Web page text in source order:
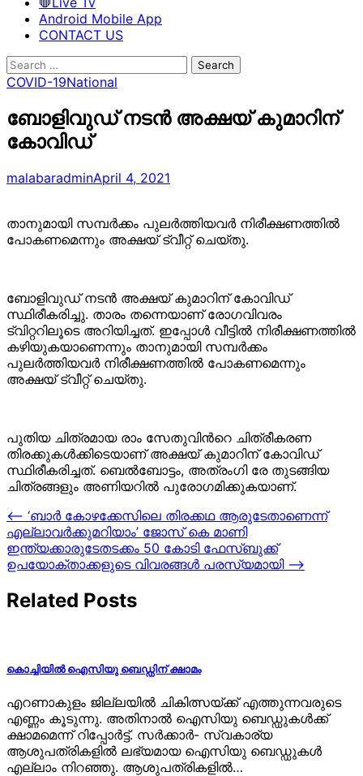
Android Mobile App
CONTACT US
Search
for:
COVID-19National
ബോളിവുഡ് നടന്‍ അക്ഷയ് കുമാറിന്
കോവിഡ്
malabaradminApril 4, 2021
താനുമായി സമ്പർക്കം പുലർത്തിയവർ നിരീക്ഷണത്തിൽ
പോകണമെന്നും അക്ഷയ് ട്വീറ്റ് ചെയ്തു.
ബോളിവുഡ് നടന്‍ അക്ഷയ് കുമാറിന് കോവിഡ്
സ്ഥിരീകരിച്ചു. താരം തന്നെയാണ് രോഗവിവരം
ട്വിറ്ററിലൂടെ അറിയിച്ചത്. ഇപ്പോള്‍ വീട്ടില്‍ നിരീക്ഷണത്തില്‍
കഴിയുകയാണെന്നും താനുമായി സമ്പർക്കം
പുലർത്തിയവർ നിരീക്ഷണത്തിൽ പോകണമെന്നും
അക്ഷയ് ട്വീറ്റ് ചെയ്തു.
പുതിയ ചിത്രമായ രാം സേതുവിന്‍റെ ചിത്രീകരണ
തിരക്കുകള്‍ക്കിടെയാണ് അക്ഷയ് കുമാറിന് കോവിഡ്
സ്ഥിരീകരിച്ചത്. ബെൽബോട്ടം, അത്​രംഗി രേ തുടങ്ങിയ
ചിത്രങ്ങളും അണിയറിൽ പുരോഗമിക്കുകയാണ്.
Post
navigation
⟵ ‘ബാർ കോഴക്കേസിലെ തിരക്കഥ ആരുടേതാണെന്ന്
എല്ലാവര്‍ക്കുമറിയാം’ ജോസ് കെ മാണി
ഇന്ത്യക്കാരുടേതടക്കം 50 കോടി ഫേസ്ബുക്ക്
ഉപയോക്താക്കളുടെ വിവരങ്ങള്‍ പരസ്യമായി ⟶
Related Posts
കൊച്ചിയില്‍ ഐസിയു ബെഡ്ഡിന് ക്ഷാമം
എറണാകുളം ജില്ലയില്‍ ചികിത്സയ്ക്ക് എത്തുന്നവരുടെ
എണ്ണം കൂടുന്നു. അതിനാല്‍ ഐസിയു ബെഡ്ഡുകള്‍ക്ക്
ക്ഷാമമെന്ന് റിപ്പോര്‍ട്ട്. സര്‍ക്കാര്‍- സ്വകാര്യ
ആശുപത്രികളില്‍ ലഭ്യമായ ഐസിയു ബെഡ്ഡുകള്‍
എല്ലാം നിറഞ്ഞു. ആശുപത്രികളില്‍…